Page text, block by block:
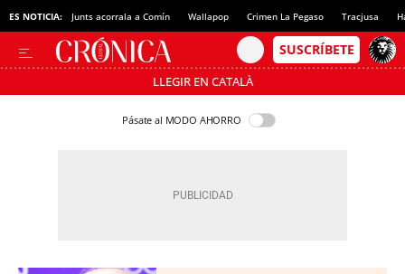
ES NOTICIA: Junts acorrala a Comín Wallapop Crimen La Pegaso Tracjusa
LLEGIR EN CATALÀ
Pásate al MODO AHORRO